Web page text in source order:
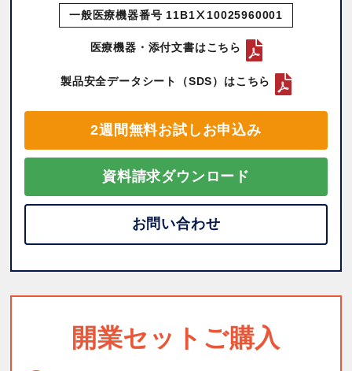
一般医療機器番号 11B1Ⅹ10025960001
医療機器・添付文書はこちら
製品安全データシート（SDS）はこちら
2週間無料お試しお申込み
資料請求ダウンロード
お問い合わせ
開業セットご購入